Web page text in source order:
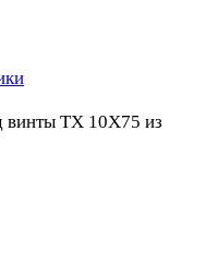
винты TX 10X75 из